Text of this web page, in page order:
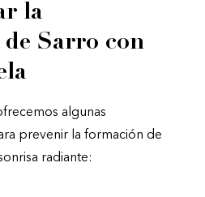
la
Sarro con
algunas
prevenir la formación de
radiante: